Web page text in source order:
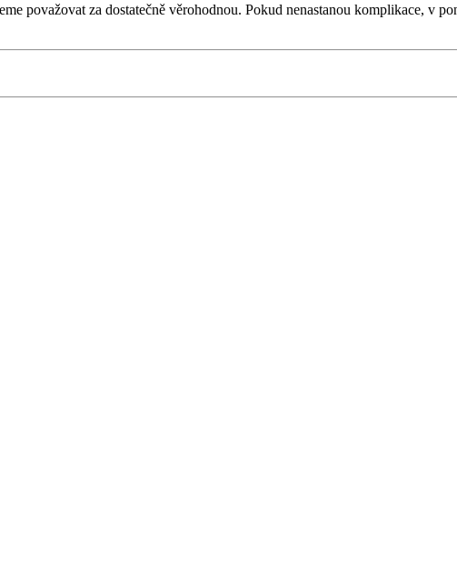
považovat za dostatečně věrohodnou. Pokud nenastanou komplikace, v